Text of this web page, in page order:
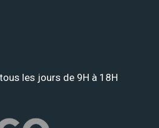
les jours de 9H à 18H